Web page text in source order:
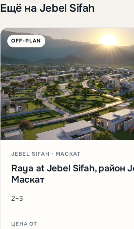
Ещё на Jebel Sifah
OFF-PLAN
JEBEL SIFAH · МАСКАТ
Raya at Jebel Sifah, район
Маскат
2–3
ЦЕНА ОТ